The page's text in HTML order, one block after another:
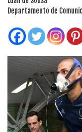
Departamento de